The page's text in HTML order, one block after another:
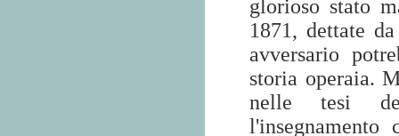
glorioso stato
1871, dettate
avversario
storia operaia.
nelle tesi